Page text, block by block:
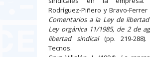
Rodríguez-Piñero y Bravo-Ferrer
Comentarios a la Ley de
Ley orgánica 11/1985, de 2 de
libertad sindical (pp. 219-
Tecnos.